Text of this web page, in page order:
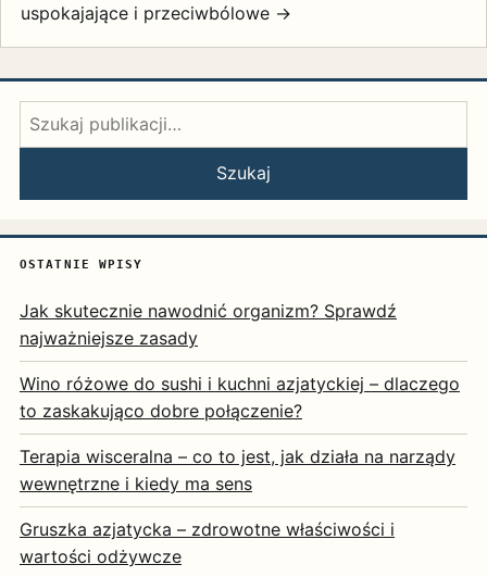
uspokajające i przeciwbólowe →
Szukaj:
Szukaj
OSTATNIE WPISY
Jak skutecznie nawodnić organizm? Sprawdź
najważniejsze zasady
Wino różowe do sushi i kuchni azjatyckiej – dlaczego
to zaskakująco dobre połączenie?
Terapia wisceralna – co to jest, jak działa na narządy
wewnętrzne i kiedy ma sens
Gruszka azjatycka – zdrowotne właściwości i
wartości odżywcze